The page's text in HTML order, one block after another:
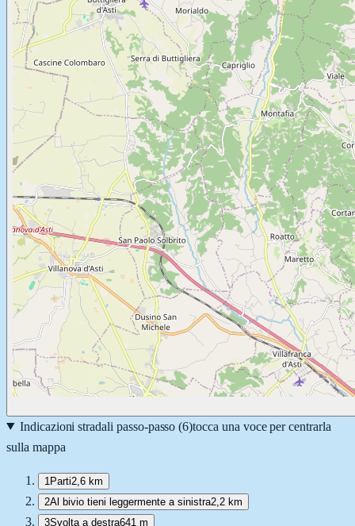
Indicazioni stradali passo-passo (6)tocca una voce per centrarla
sulla mappa
1 Parti2,6 km
2Al bivio tieni leggermente a sinistra2,2 km
3Svolta a destra641 m